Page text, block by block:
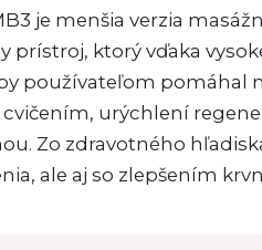
je menšia verzia
prístroj, ktorý vďaka
používateľom pomáhal
urýchlení
Zo zdravotného
ale aj so zlepšením